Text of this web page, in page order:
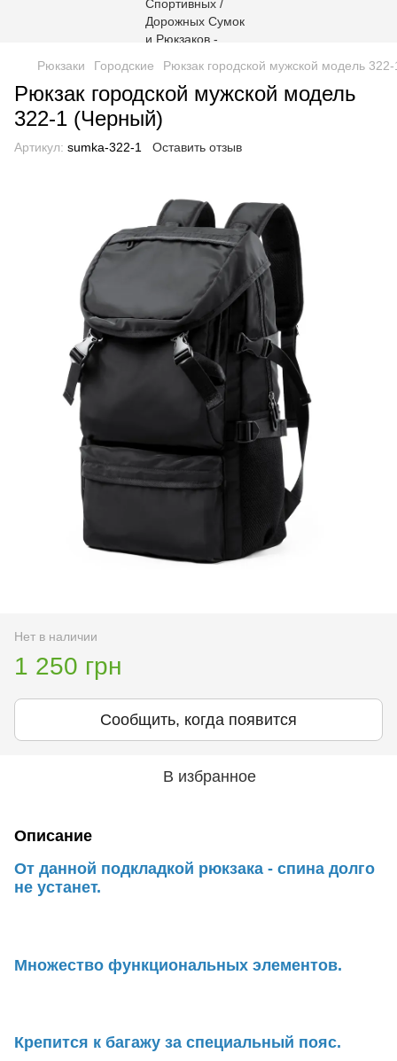
Рюкзаки Городские Рюкзак городской мужской модель
Рюкзак городской мужской модель
322-1 (Черный)
Артикул: sumka-322-1 Оставить отзыв
Нет в наличии
1 250 грн
Сообщить, когда появится
В избранное
Описание
От данной подкладкой рюкзака - спина долго
не устанет.
Множество функциональных элементов.
Крепится к багажу за специальный пояс.